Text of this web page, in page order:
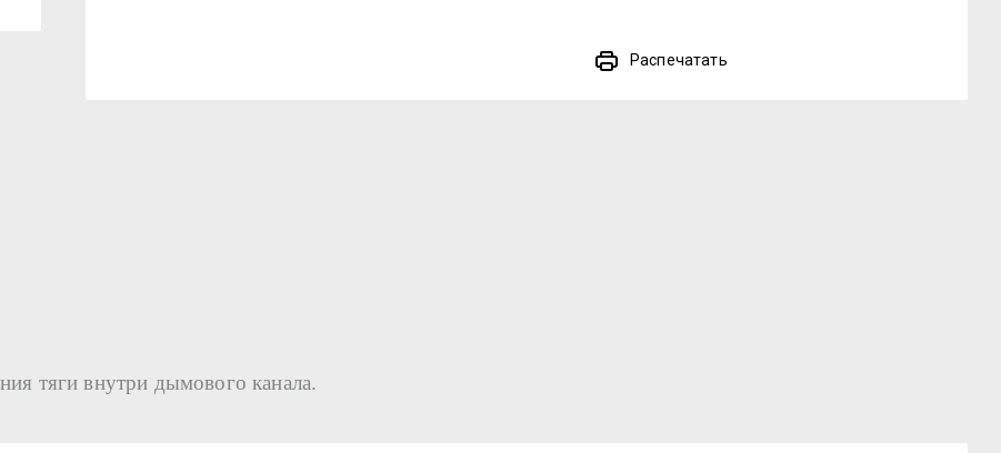
Распечатать
тяги внутри дымового канала.